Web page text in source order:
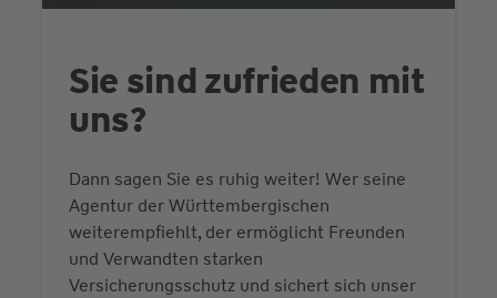
Sie sind zufrieden mit
uns?
Dann sagen Sie es ruhig weiter! Wer seine
Agentur der Württembergischen
weiterempfiehlt, der ermöglicht Freunden
und Verwandten starken
Versicherungsschutz und sichert sich unser